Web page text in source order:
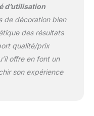
✔ 40 pistons
décorations
de gâteaux.
dans des
ressort : cet
de moules de
d’utilisation
de décoration bien
des résultats
qualité/prix
offre en font un
son expérience